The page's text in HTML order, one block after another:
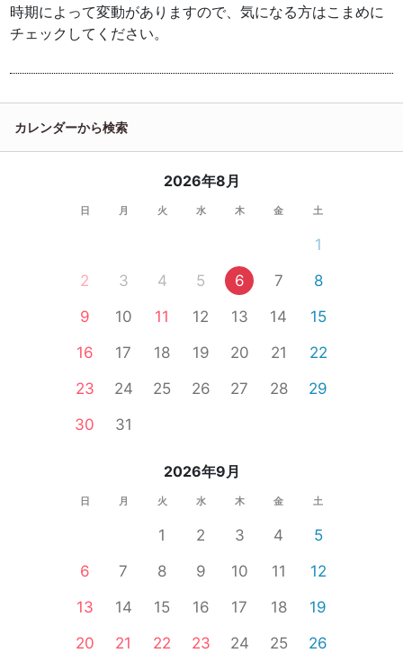
時期によって変動がありますので、気になる方はこまめに
チェックしてください。
カレンダーから検索
2026年8月
日 月 火 水 木 金 土
1
2
3 4 5 6 7
8
9
10 11 12 13 14
15
16
17 18 19 20 21
22
23
24 25 26 27 28
29
30
31
2026年9月
日 月 火 水 木 金 土
1 2 3 4
5
6
7 8 9 10 11
12
13
14 15 16 17 18
19
20
21 22 23 24 25 26